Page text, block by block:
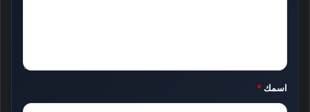
ك
*
اسمك *